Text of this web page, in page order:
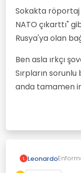
Sokakta röportaj
NATO çıkarttı"
Rusya'ya olan
Ben asla ırkçı
Sırpların
anda tamamen
L Leonardo